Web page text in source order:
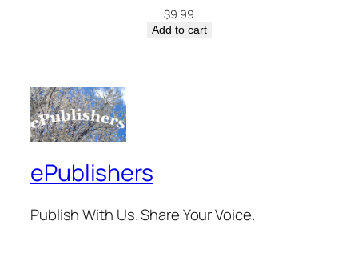
$9.99
Add to cart
ePublishers
Publish With Us. Share Your Voice.